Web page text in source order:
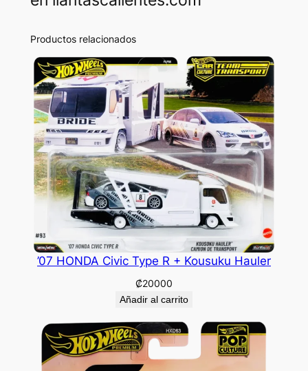
Productos relacionados
’07 HONDA Civic Type R + Kousuku Hauler
₡20000
Añadir al carrito